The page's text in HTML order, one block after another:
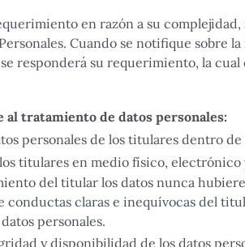
en razón a su
Cuando se notifique
responderá su requerimiento, la
tratamiento de datos personales:
personales de los titulares dentro
titulares en medio físico,
del titular los datos nunca
conductas claras e inequívocas del
personales.
y disponibilidad de los datos